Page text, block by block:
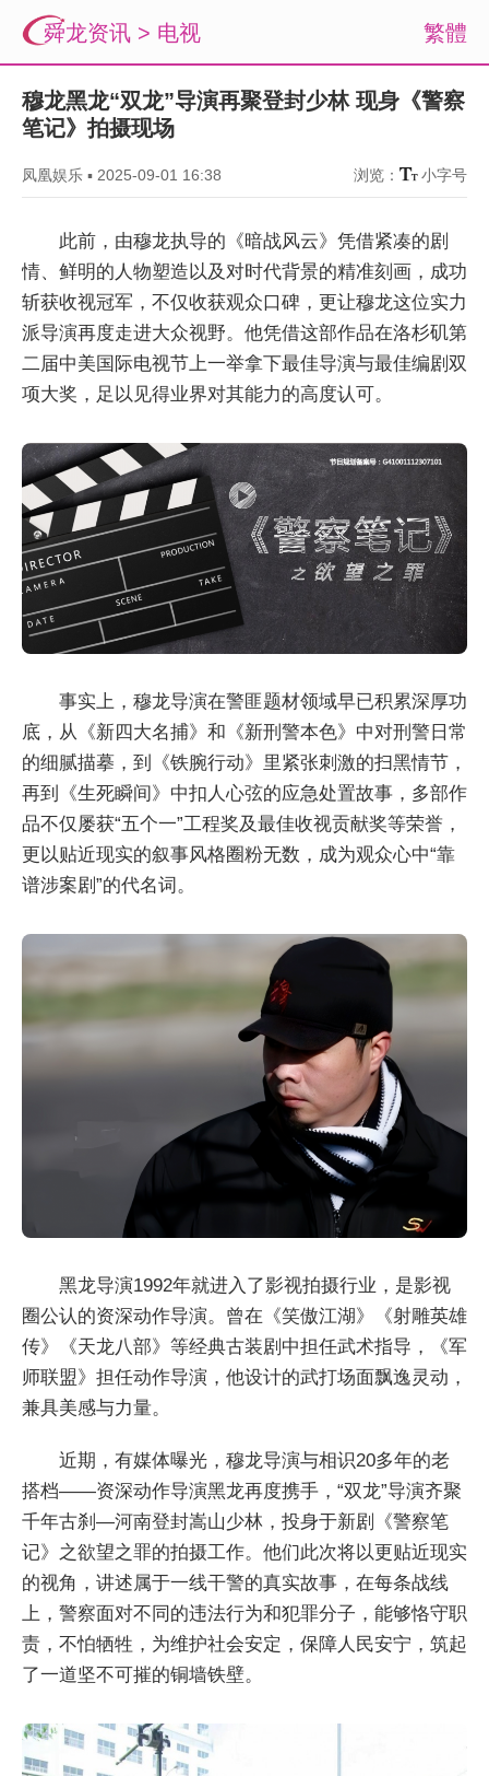
繁體
舜龙资讯 > 电视
穆龙黑龙“双龙”导演再聚登封少林 现身《警察
笔记》拍摄现场
凤凰娱乐 ▪ 2025-09-01 16:38 浏览： 小字号
此前，由穆龙执导的《暗战风云》凭借紧凑的剧
情、鲜明的人物塑造以及对时代背景的精准刻画，成功
斩获收视冠军，不仅收获观众口碑，更让穆龙这位实力
派导演再度走进大众视野。他凭借这部作品在洛杉矶第
二届中美国际电视节上一举拿下最佳导演与最佳编剧双
项大奖，足以见得业界对其能力的高度认可。
事实上，穆龙导演在警匪题材领域早已积累深厚功
底，从《新四大名捕》和《新刑警本色》中对刑警日常
的细腻描摹，到《铁腕行动》里紧张刺激的扫黑情节，
再到《生死瞬间》中扣人心弦的应急处置故事，多部作
品不仅屡获“五个一”工程奖及最佳收视贡献奖等荣誉，
更以贴近现实的叙事风格圈粉无数，成为观众心中“靠
谱涉案剧”的代名词。
黑龙导演1992年就进入了影视拍摄行业，是影视
圈公认的资深动作导演。曾在《笑傲江湖》《射雕英雄
传》《天龙八部》等经典古装剧中担任武术指导，《军
师联盟》担任动作导演，他设计的武打场面飘逸灵动，
兼具美感与力量。
近期，有媒体曝光，穆龙导演与相识20多年的老
搭档——资深动作导演黑龙再度携手，“双龙”导演齐聚
千年古刹—河南登封嵩山少林，投身于新剧《警察笔
记》之欲望之罪的拍摄工作。他们此次将以更贴近现实
的视角，讲述属于一线干警的真实故事，在每条战线
上，警察面对不同的违法行为和犯罪分子，能够恪守职
责，不怕牺牲，为维护社会安定，保障人民安宁，筑起
了一道坚不可摧的铜墙铁壁。